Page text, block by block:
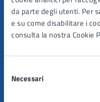
da parte degli utenti. Per
e su come disabilitare i
consulta la nostra Cookie
delNecessari
Comune di
AMMINISTRAZIONE